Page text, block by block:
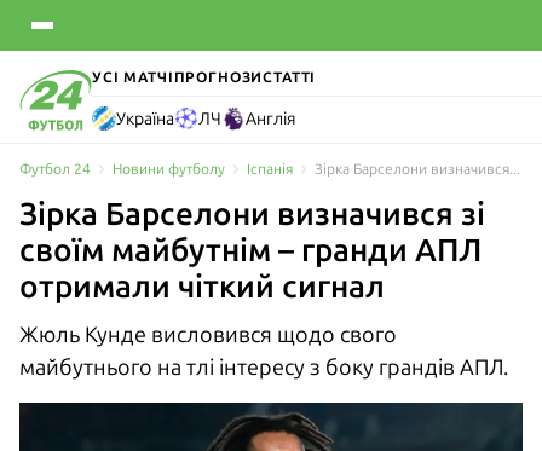
УСІ МАТЧІ ПРОГНОЗИСТАТТІ
Україна ЛЧ Англія
Футбол 24 Новини футболу Іспанія
Зірка Барселони визначився зі
своїм майбутнім – гранди АПЛ
отримали чіткий сигнал
Жюль Кунде висловився щодо свого
майбутнього на тлі інтересу з боку грандів АПЛ.